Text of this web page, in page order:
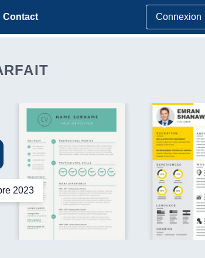
Contact Connexion
2023